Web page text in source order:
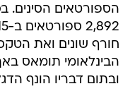
הספורטאים הסינים.
חורף שונים ואת
הבינלאומי תומאס
ובתום דבריו הונף